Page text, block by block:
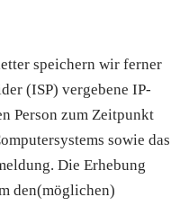
speichern wir ferner
(ISP) vergebene IP-
Person zum Zeitpunkt
sowie das
Die Erhebung
den(möglichen)